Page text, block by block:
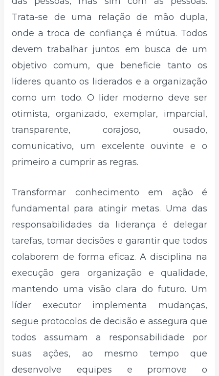
Trata-se de uma relação de mão dupla,
onde a troca de confiança é mútua. Todos
devem trabalhar juntos em busca de um
objetivo comum, que beneficie tanto os
líderes quanto os liderados e a organização
como um todo. O líder moderno deve ser
otimista, organizado, exemplar, imparcial,
transparente, corajoso, ousado,
comunicativo, um excelente ouvinte e o
primeiro a cumprir as regras.
Transformar conhecimento em ação é
fundamental para atingir metas. Uma das
responsabilidades da liderança é delegar
tarefas, tomar decisões e garantir que todos
colaborem de forma eficaz. A disciplina na
execução gera organização e qualidade,
mantendo uma visão clara do futuro. Um
líder executor implementa mudanças,
segue protocolos de decisão e assegura que
todos assumam a responsabilidade por
suas ações, ao mesmo tempo que
desenvolve equipes e promove o